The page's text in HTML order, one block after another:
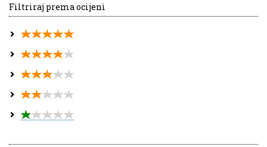
Filtriraj prema ocijeni